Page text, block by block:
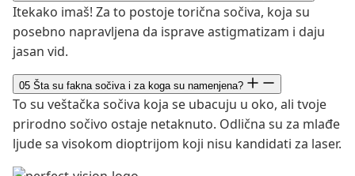
Itekako imaš! Za to postoje torična sočiva, koja su
posebno napravljena da isprave astigmatizam i daju
jasan vid.
05 Šta su fakna sočiva i za koga su namenjena?
To su veštačka sočiva koja se ubacuju u oko, ali tvoje
prirodno sočivo ostaje netaknuto. Odlična su za mlađe
ljude sa visokom dioptrijom koji nisu kandidati za laser.